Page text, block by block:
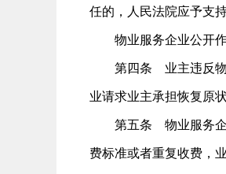
任的，人民法院应予支持
物业服务企业公开作
第四条 业主违反物业
业请求业主承担恢复原
第五条 物业服务企业
费标准或者重复收费，